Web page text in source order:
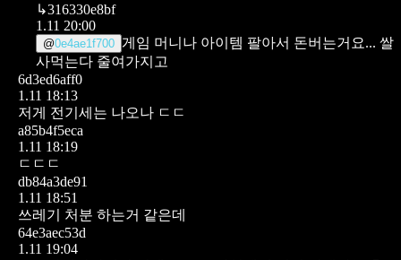
↳316330e8bf
1.11 20:00
@0e4ae1f700 게임 머니나 아이템 팔아서 돈버는거요... 쌀
사먹는다 줄여가지고
6d3ed6aff0
1.11 18:13
저게 전기세는 나오나 ㄷㄷ
a85b4f5eca
1.11 18:19
ㄷㄷㄷ
db84a3de91
1.11 18:51
쓰레기 처분 하는거 같은데
64e3aec53d
1.11 19:04